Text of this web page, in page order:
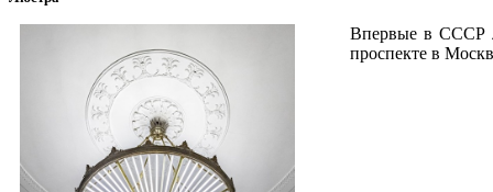
Впервые в СССР
проспекте в